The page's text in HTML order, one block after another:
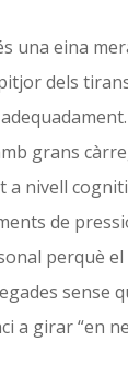
una eina
dels
grans
a nivell
de
perquè
sense
a girar “en